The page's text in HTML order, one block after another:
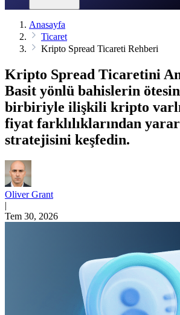
Anasayfa
Ticaret
Kripto Spread Ticareti Rehberi
Kripto Spread Ticaretini
Basit yönlü bahislerin
birbiriyle ilişkili kripto
fiyat farklılıklarından
stratejisini keşfedin.
Oliver Grant
|
Tem 30, 2026